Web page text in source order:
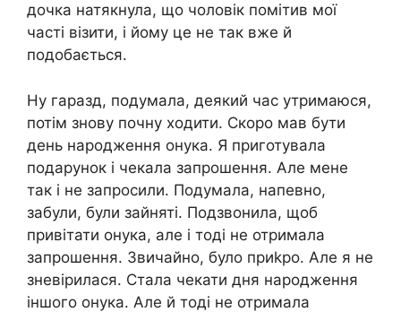
дочка натякнула, що чоловік помітив мої
часті візити, і йому це не так вже й
подобається.
Ну гаразд, подумала, деякий час утримаюся,
потім знову почну ходити. Скоро мав бути
день народження онука. Я приготувала
подарунок і чекала запрошення. Але мене
так і не запросили. Подумала, напевно,
забули, були зайняті. Подзвонила, щоб
привітати онука, але і тоді не отримала
запрошення. Звичайно, було приkро. Але я не
зневірилася. Стала чекати дня народження
іншого онука. Але й тоді не отримала